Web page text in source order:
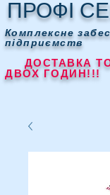
ПРОФІ
Комплексне
підприємств
ДОСТАВКА
ДВОХ ГОДИН!!!